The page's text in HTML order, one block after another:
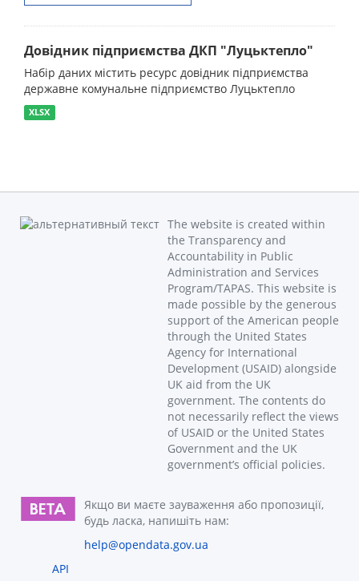
Довідник підприємства ДКП "Луцьктепло"
Набір даних містить ресурс довідник підприємства
державне комунальне підприємство Луцьктепло
XLSX
The website is created within
the Transparency and
Accountability in Public
Administration and Services
Program/TAPAS. This website is
made possible by the generous
support of the American people
through the United States
Agency for International
Development (USAID) alongside
UK aid from the UK
government. The contents do
not necessarily reflect the views
of USAID or the United States
Government and the UK
government’s official policies.
Якщо ви маєте зауваження або пропозиції,
будь ласка, напишіть нам:
help@opendata.gov.ua
API